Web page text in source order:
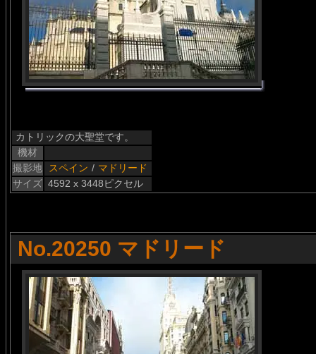
カトリックの大聖堂です。
機材
撮影地
スペイン / マドリード
サイズ 4592 x 3448ピクセル
No.20250 マドリード